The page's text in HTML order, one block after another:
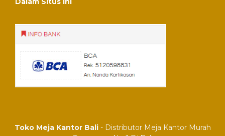
Toko Meja Kantor Bali- Distributor Meja Kantor Murah